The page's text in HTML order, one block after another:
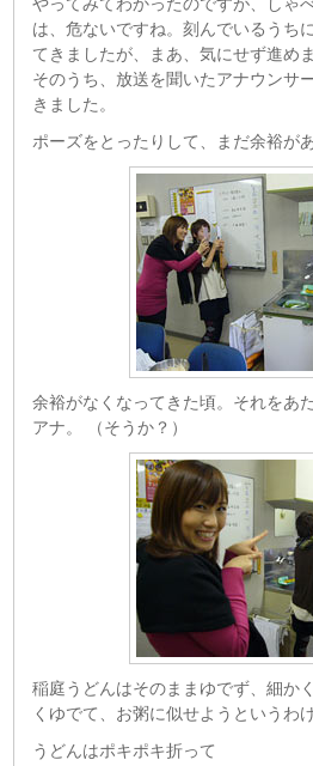
は、危ないですね。刻んでいるうち
てきましたが、まあ、気にせず進めま
そのうち、放送を聞いたアナウンサ
きました。
ポーズをとったりして、まだ余裕が
余裕がなくなってきた頃。それをあ
アナ。 （そうか？）
稲庭うどんはそのままゆでず、細か
くゆでて、お粥に似せようというわけ
うどんはポキポキ折って